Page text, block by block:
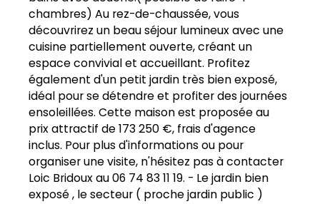
chambres) Au rez-de-chaussée, vous
découvrirez un beau séjour lumineux avec une
cuisine partiellement ouverte, créant un
espace convivial et accueillant. Profitez
également d'un petit jardin très bien exposé,
idéal pour se détendre et profiter des journées
ensoleillées. Cette maison est proposée au
prix attractif de 173 250 €, frais d'agence
inclus. Pour plus d'informations ou pour
organiser une visite, n'hésitez pas à contacter
Loic Bridoux au 06 74 83 11 19. - Le jardin bien
exposé , le secteur ( proche jardin public )